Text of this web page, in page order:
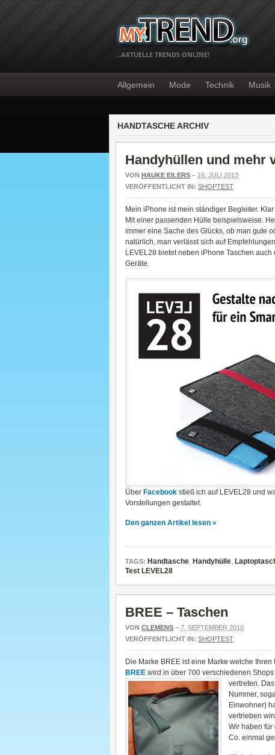
…AKTUELLE TRENDS ONLINE!
Allgemein Mode Technik Musik
HANDTASCHE ARCHIV
Handyhüllen und mehr
VON HAUKE EILERS – 16. JULI 2013
VERÖFFENTLICHT IN: SHOPTEST
Mein iPhone ist mein ständiger Begleiter.
Mit einer passenden Hülle beispielsweise.
immer eine Sache des Glücks, ob man gute
natürlich, man verlässt sich auf
LEVEL28 bietet neben iPhone Taschen
Geräte.
Über Facebook stieß ich auf LEVEL28 und
Vorstellungen gestaltet.
Den ganzen Artikel lesen »
TAGS: Handtasche, Handyhülle,
Test LEVEL28
BREE – Taschen
VON CLEMENS – 7. SEPTEMBER 2010
VERÖFFENTLICHT IN: SHOPTEST
Die Marke BREE ist eine Marke welche
BREE wird in über 700 verschiedenen
vertreten. Da
Nummer,
Einwohner)
vertrieben
Wir haben
Co. einmal